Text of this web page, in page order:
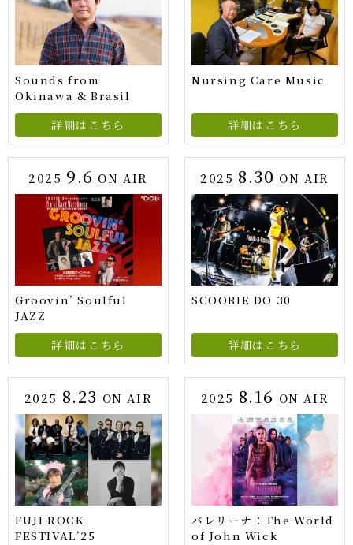
Sounds from
Okinawa & Brasil
詳細はこちら
Nursing Care Music
詳細はこちら
2025 9.6 ON AIR
Groovin’ Soulful
JAZZ
詳細はこちら
2025 8.30 ON AIR
SCOOBIE DO 30
詳細はこちら
2025 8.23 ON AIR
FUJI ROCK
FESTIVAL’25
2025 8.16 ON AIR
バレリーナ：The World
of John Wick